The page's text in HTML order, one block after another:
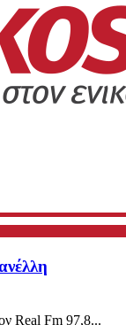
Real Fm 97,8...